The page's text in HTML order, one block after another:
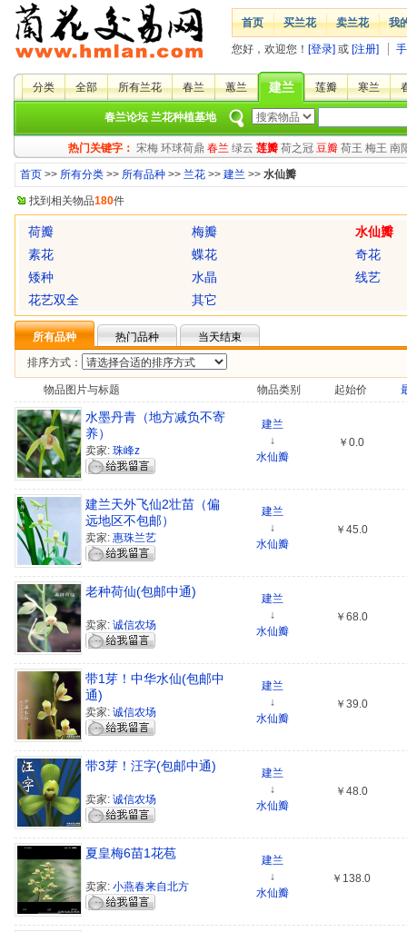
首页 买兰花 卖兰花 我
您好，欢迎您！ [登录] 或 [注册]
分类 全部 所有兰花 春兰 蕙兰 建兰 莲瓣 寒兰
春兰论坛 兰花种植基地
热门关键字： 宋梅 环球荷鼎 春兰 绿云 莲瓣 荷之冠 豆瓣 荷王 梅王 南
首页 >> 所有分类 >> 所有品种 >> 兰花 >> 建兰 >> 水仙瓣
找到相关物品180件
荷瓣 梅瓣
水仙瓣
素花
蝶花
奇花
矮种
水晶
线艺
花艺双全
其它
所有品种 热门品种
当天结束
排序方式：
物品图片与标题 物品类别 起始价
水墨丹青（地方减负不寄
养）
卖家: 珠峰z
建兰
↓
水仙瓣
￥0.0
建兰天外飞仙2壮苗（偏
远地区不包邮）
卖家: 惠珠兰艺
建兰
↓
水仙瓣
￥45.0
老种荷仙(包邮中通)
卖家: 诚信农场
建兰
↓
水仙瓣
￥68.0
带1芽！中华水仙(包邮中
通)
卖家: 诚信农场
建兰
↓
水仙瓣
￥39.0
带3芽！汪字(包邮中通)
卖家: 诚信农场
建兰
↓
水仙瓣
￥48.0
夏皇梅6苗1花苞
卖家: 小燕春来自北方
建兰
↓
水仙瓣
￥138.0